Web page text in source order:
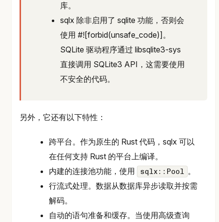
库。
sqlx 除非启用了 sqlite 功能，否则会
使用 #![forbid(unsafe_code)]。
SQLite 驱动程序通过 libsqlite3-sys
直接调用 SQLite3 API，这需要使用
不安全的代码。
另外，它还有以下特性：
跨平台。作为原生的 Rust 代码，sqlx 可以
在任何支持 Rust 的平台上编译。
内建的连接池功能，使用
sqlx::Pool 。
行流式处理。数据从数据库异步读取并按需
解码。
自动的语句准备和缓存。当使用高级查询